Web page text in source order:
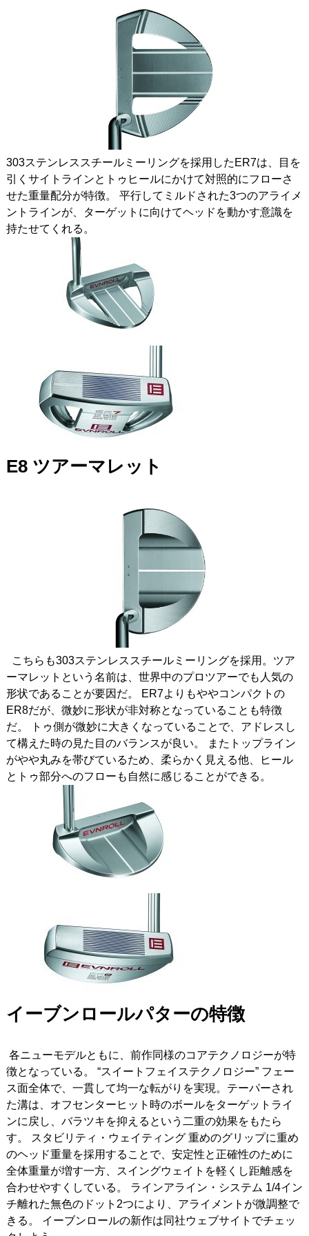
303ステンレススチールミーリングを採用したER7は、目を
引くサイトラインとトゥヒールにかけて対照的にフローさ
せた重量配分が特徴。 平行してミルドされた3つのアライメ
ントラインが、ターゲットに向けてヘッドを動かす意識を
持たせてくれる。
E8 ツアーマレット
こちらも303ステンレススチールミーリングを採用。ツア
ーマレットという名前は、世界中のプロツアーでも人気の
形状であることが要因だ。 ER7よりもややコンパクトの
ER8だが、微妙に形状が非対称となっていることも特徴
だ。 トゥ側が微妙に大きくなっていることで、アドレスし
て構えた時の見た目のバランスが良い。 またトップライン
がやや丸みを帯びているため、柔らかく見える他、ヒール
とトゥ部分へのフローも自然に感じることができる。
イーブンロールパターの特徴
各ニューモデルともに、前作同様のコアテクノロジーが特
徴となっている。 “スイートフェイステクノロジー” フェー
ス面全体で、一貫して均一な転がりを実現。テーパーされ
た溝は、オフセンターヒット時のボールをターゲットライ
ンに戻し、バラツキを抑えるという二重の効果をもたら
す。 スタビリティ・ウェイティング 重めのグリップに重め
のヘッド重量を採用することで、安定性と正確性のために
全体重量が増す一方、スイングウェイトを軽くし距離感を
合わせやすくしている。 ラインアライン・システム 1/4イン
チ離れた無色のドット2つにより、アライメントが微調整で
きる。 イーブンロールの新作は同社ウェブサイトでチェッ